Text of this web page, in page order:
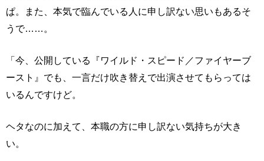
ぱ。また、本気で臨んでいる人に申し訳ない思いもあるそ
うで……。
「今、公開している『ワイルド・スピード／ファイヤーブ
ースト』でも、一言だけ吹き替えで出演させてもらっては
いるんですけど。
ヘタなのに加えて、本職の方に申し訳ない気持ちが大き
い。